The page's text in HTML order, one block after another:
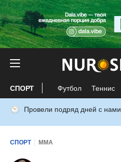
СПОРТ Футбол Теннис
Провели подряд дней с нами
СПОРТ ММА